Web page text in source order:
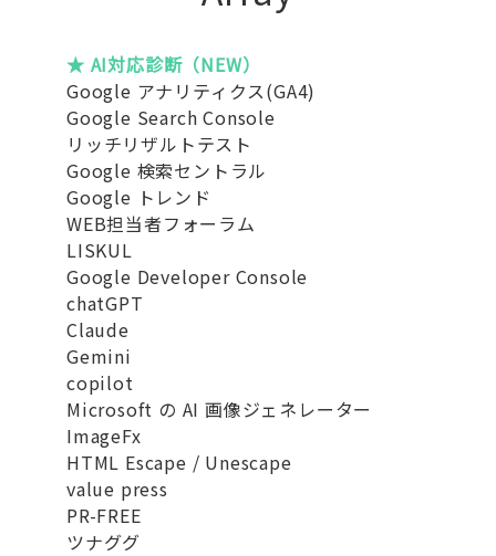
★ AI対応診断（NEW）
Google アナリティクス(GA4)
Google Search Console
リッチリザルトテスト
Google 検索セントラル
Google トレンド
WEB担当者フォーラム
LISKUL
Google Developer Console
chatGPT
Claude
Gemini
copilot
Microsoft の AI 画像ジェネレーター
ImageFx
HTML Escape / Unescape
value press
PR-FREE
ツナググ